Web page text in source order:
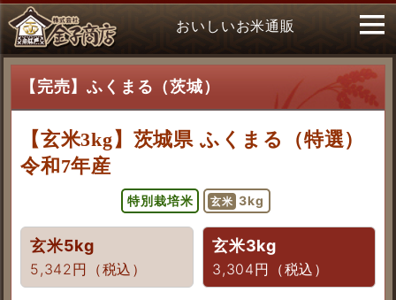
おいしいお米通販
【完売】ふくまる（茨城）
【玄米3kg】茨城県 ふくまる（特選）
令和7年産
特別栽培米 玄米 3kg
玄米5kg
5,342円（税込）
玄米3kg
3,304円（税込）